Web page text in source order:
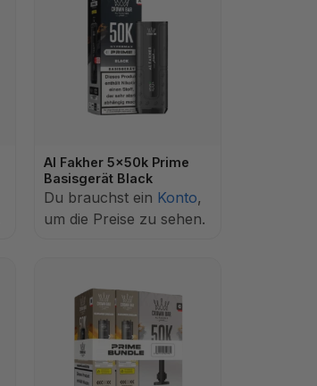
Al Fakher 5x50k Prime
Basisgerät Black
Du brauchst ein Konto,
um die Preise zu sehen.